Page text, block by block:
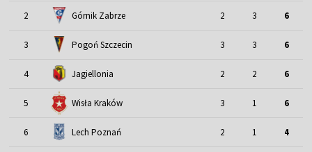
2 Górnik Zabrze 2 3 6
3 Pogoń Szczecin 3 3 6
4 Jagiellonia 2 2 6
5 Wisła Kraków 3 1 6
6 Lech Poznań 2 1 4